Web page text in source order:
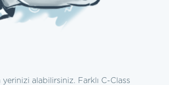
alabilirsiniz. Farklı C-Class